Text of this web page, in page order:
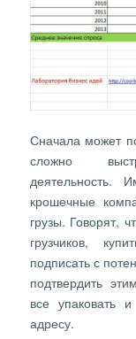
Сначала может
сложно
деятельность.
крошечные
грузы. Говорят,
грузчиков,
подписать с
подтвердить
все упаковать
адресу.